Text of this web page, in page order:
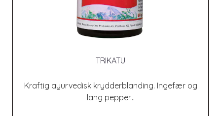
TRIKATU
Kraftig ayurvedisk krydderblanding. Ingefær og
lang pepper...